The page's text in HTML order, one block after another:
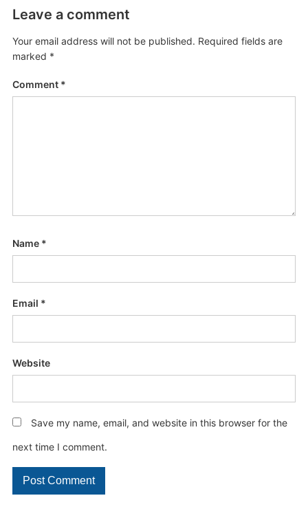
Leave a comment
Your email address will not be published. Required fields are
marked *
Comment *
Name *
Email *
Website
Save my name, email, and website in this browser for the
next time I comment.